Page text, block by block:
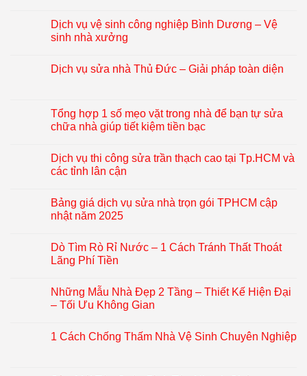
Dịch vụ vệ sinh công nghiệp Bình Dương – Vệ
sinh nhà xưởng
Dịch vụ sửa nhà Thủ Đức – Giải pháp toàn diện
Tổng hợp 1 số mẹo vặt trong nhà để bạn tự sửa
chữa nhà giúp tiết kiệm tiền bạc
Dịch vụ thi công sửa trần thạch cao tại Tp.HCM và
các tỉnh lân cận
Bảng giá dịch vụ sửa nhà trọn gói TPHCM cập
nhật năm 2025
Dò Tìm Rò Rỉ Nước – 1 Cách Tránh Thất Thoát
Lãng Phí Tiền
Những Mẫu Nhà Đẹp 2 Tầng – Thiết Kế Hiện Đại
– Tối Ưu Không Gian
1 Cách Chống Thấm Nhà Vệ Sinh Chuyên Nghiệp